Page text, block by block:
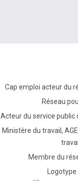
Cap emploi acteur du
Acteur du service public
Membre du